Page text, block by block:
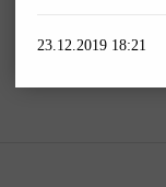
23.12.2019 18:21